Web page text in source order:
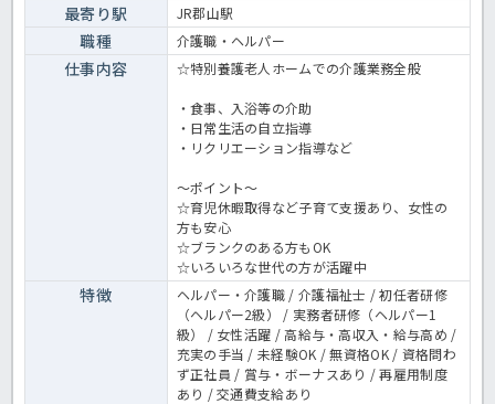
最寄り駅 JR郡山駅
職種 介護職・ヘルパー
仕事内容 ☆特別養護老人ホームでの介護業務全般
・食事、入浴等の介助
・日常生活の自立指導
・リクリエーション指導など
～ポイント～
☆育児休暇取得など子育て支援あり、女性の
方も安心
☆ブランクのある方もOK
☆いろいろな世代の方が活躍中
特徴
ヘルパー・介護職 / 介護福祉士 / 初任者研修
（ヘルパー2級） / 実務者研修（ヘルパー1
級） / 女性活躍 / 高給与・高収入・給与高め /
充実の手当 / 未経験OK / 無資格OK / 資格問わ
ず正社員 / 賞与・ボーナスあり / 再雇用制度
あり / 交通費支給あり